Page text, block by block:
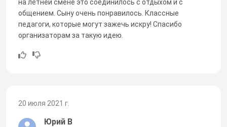
на летней смене это соединилось с отдыхом и с
общением. Сыну очень понравилось. Классные
педагоги, которые могут зажечь искру! Спасибо
организаторам за такую идею.
20 июля 2021 г.
Юрий В